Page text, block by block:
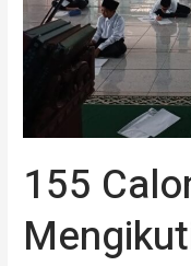
155
Gontor
di
Kabupaten
Bogor.